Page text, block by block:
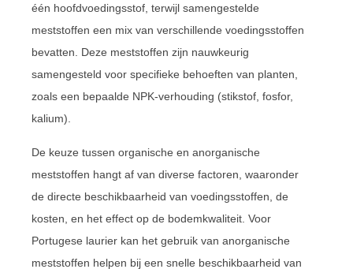
één hoofdvoedingsstof, terwijl samengestelde
meststoffen een mix van verschillende voedingsstoffen
bevatten. Deze meststoffen zijn nauwkeurig
samengesteld voor specifieke behoeften van planten,
zoals een bepaalde NPK-verhouding (stikstof, fosfor,
kalium).
De keuze tussen organische en anorganische
meststoffen hangt af van diverse factoren, waaronder
de directe beschikbaarheid van voedingsstoffen, de
kosten, en het effect op de bodemkwaliteit. Voor
Portugese laurier kan het gebruik van anorganische
meststoffen helpen bij een snelle beschikbaarheid van